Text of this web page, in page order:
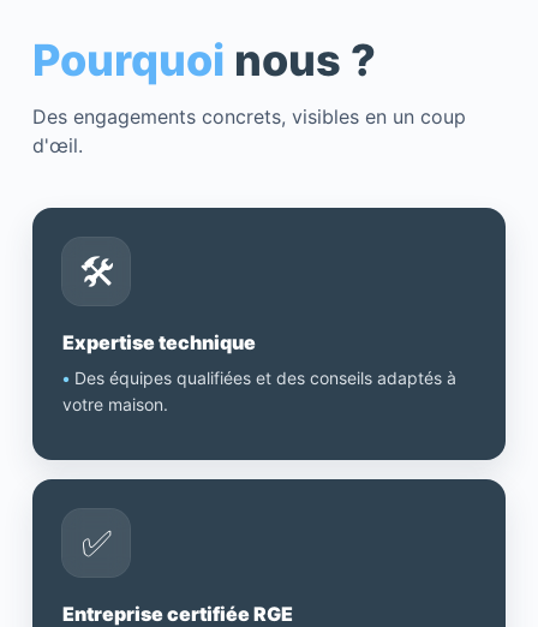
Pourquoi nous ?
Des engagements concrets, visibles en un coup
d'œil.
🛠️
Expertise technique
• Des équipes qualifiées et des conseils adaptés à
votre maison.
✅
Entreprise certifiée RGE